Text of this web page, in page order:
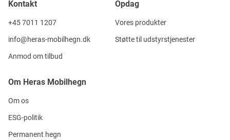
Kontakt
+45 7011 1207
info@heras-mobilhegn.dk
Anmod om tilbud
Opdag
Vores produkter
Støtte til udstyrstjenester
Om Heras Mobilhegn
Om os
ESG-politik
Permanent hegn